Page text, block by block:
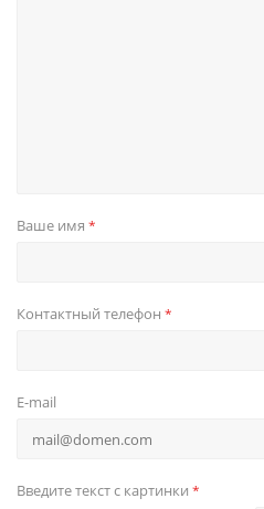
Ваше имя *
Контактный телефон *
E-mail
Введите текст с картинки *